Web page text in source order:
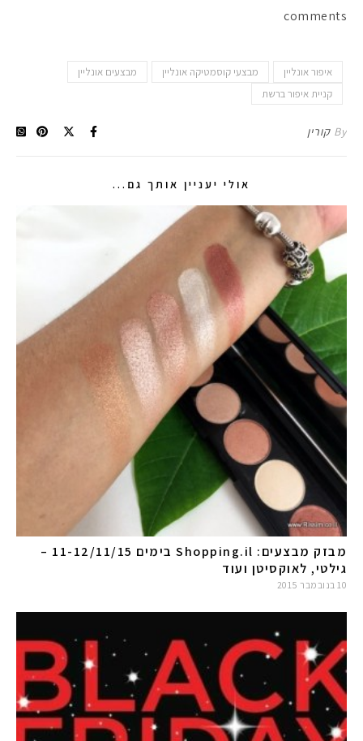
comments
איפור אונליין מבצעי קוסמטיקה אונליין
מבצעים אונליין
קניית איפור ברשת
By קורין
אולי יעניין אותך גם...
מבזק מבצעים: Shopping.il בימים 11-12/11/15 –
גילטי, לאוקסיטן ועוד
10 בנובמבר 2015